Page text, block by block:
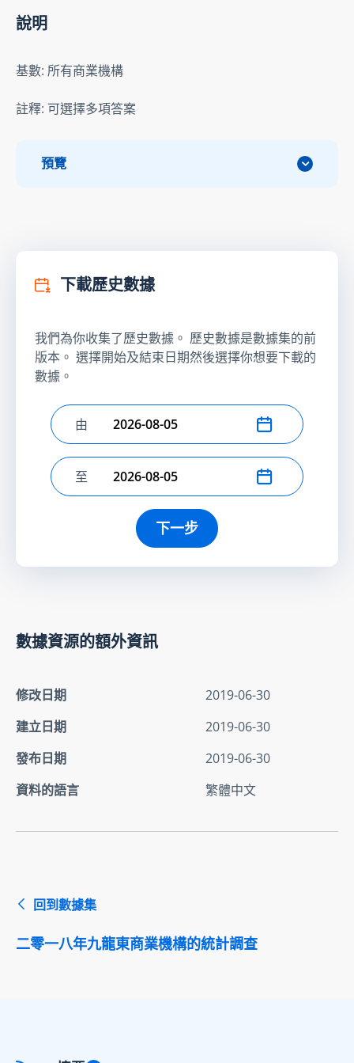
說明
基數: 所有商業機構
註釋: 可選擇多項答案
預覽
下載歷史數據
我們為你收集了歷史數據。 歷史數據是數據集的前
版本。 選擇開始及結束日期然後選擇你想要下載的
數據。
選擇開始日期
由
選擇結束日期
至
下一步
數據資源的額外資訊
修改日期
2019-06-30
建立日期
2019-06-30
發布日期
2019-06-30
資料的語言
繁體中文
回到數據集
二零一八年九龍東商業機構的統計調查